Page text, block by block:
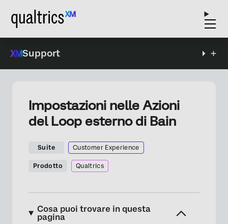
Support
Impostazioni nelle Azioni
del Loop esterno di Bain
Suite Customer Experience
Prodotto Qualtrics
Cosa puoi trovare in questa
pagina